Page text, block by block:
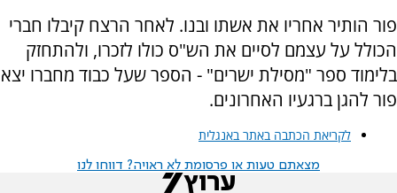
פור הותיר אחריו את אשתו ובנו. לאחר הרצח קיבלו חברי
הכולל על עצמם לסיים את הש"ס כולו לזכרו, ולהתחזק
בלימוד ספר "מסילת ישרים" - הספר שעל כבוד מחברו יצא
פור להגן ברגעיו האחרונים.
לקריאת הכתבה באתר באנגלית
מצאתם טעות או פרסומת לא ראויה? דווחו לנו